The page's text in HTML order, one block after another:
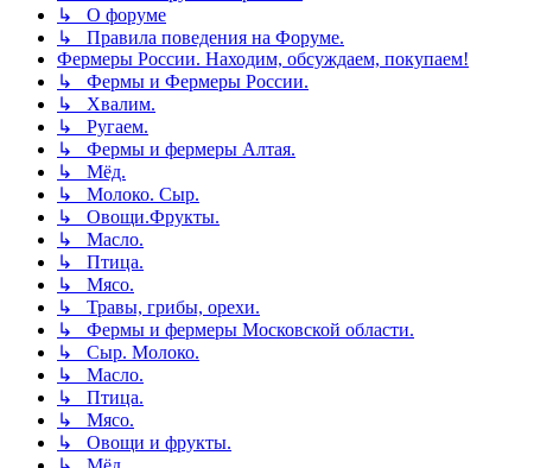
↳ О форуме
↳ Правила поведения на Форуме.
Фермеры России. Находим, обсуждаем, покупаем!
↳ Фермы и Фермеры России.
↳ Хвалим.
↳ Ругаем.
↳ Фермы и фермеры Алтая.
↳ Мёд.
↳ Молоко. Сыр.
↳ Овощи.Фрукты.
↳ Масло.
↳ Птица.
↳ Мясо.
↳ Травы, грибы, орехи.
↳ Фермы и фермеры Московской области.
↳ Сыр. Молоко.
↳ Масло.
↳ Птица.
↳ Мясо.
↳ Овощи и фрукты.